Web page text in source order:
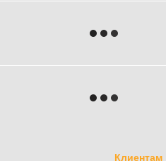
Клиентам